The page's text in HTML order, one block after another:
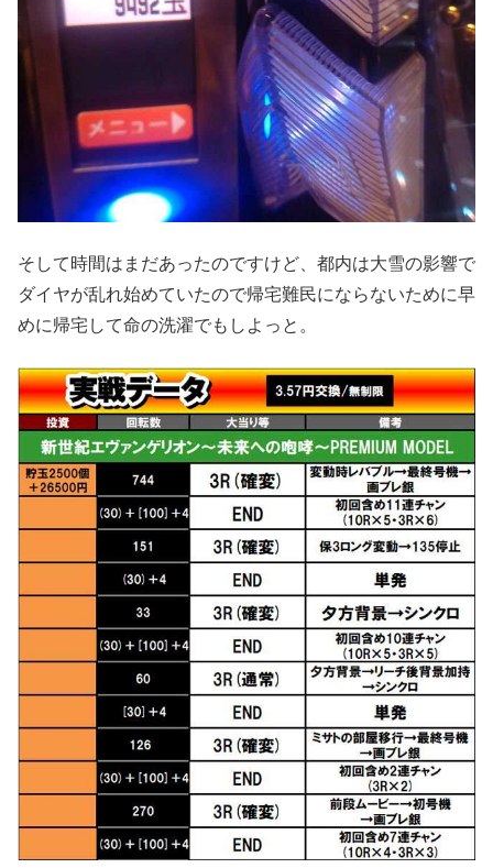
そして時間はまだあったのですけど、都内は大雪の影響で
ダイヤが乱れ始めていたので帰宅難民にならないために早
めに帰宅して命の洗濯でもしよっと。